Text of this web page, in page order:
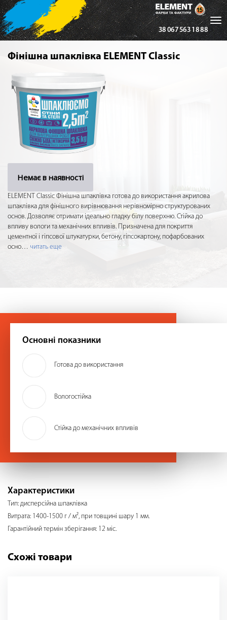
38 067 563 18 88
Фінішна шпаклівка ELEMENT Classic
Немає в наявності
ELEMENT Classic Фінішна шпаклівка готова до використання акрилова
шпаклівка для фінішного вирівнювання нерівномірно структурованих
основ. Дозволяє отримати ідеально гладку білу поверхню. Стійка до
впливу вологи та механічних впливів. Призначена для покриття
цементної і гіпсової штукатурки, бетону, гіпсокартону, пофарбованих
осно… читать еще
Основні показники
Готова до використання
Вологостійка
Стійка до механічних впливів
Характеристики
Тип: дисперсійна шпаклівка
Витрата: 1400-1500 г / м², при товщині шару 1 мм.
Гарантійний термін зберігання: 12 міс.
Схожі товари